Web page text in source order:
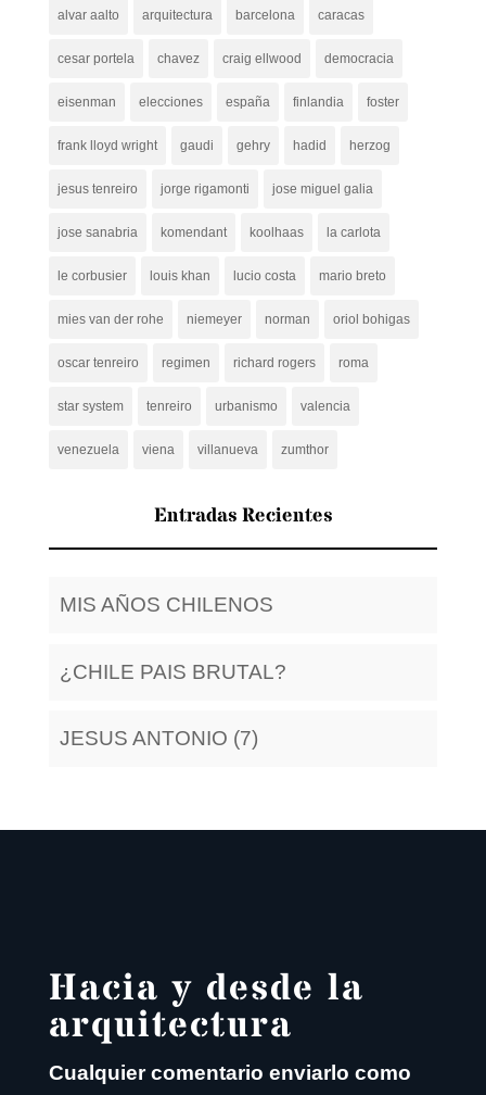
alvar aalto arquitectura barcelona caracas
cesar portela chavez craig ellwood democracia
eisenman elecciones españa finlandia foster
frank lloyd wright gaudi gehry hadid herzog
jesus tenreiro jorge rigamonti jose miguel galia
jose sanabria komendant koolhaas la carlota
le corbusier louis khan lucio costa mario breto
mies van der rohe niemeyer norman oriol bohigas
oscar tenreiro regimen richard rogers roma
star system tenreiro urbanismo valencia
venezuela viena villanueva zumthor
Entradas Recientes
MIS AÑOS CHILENOS
¿CHILE PAIS BRUTAL?
JESUS ANTONIO (7)
Hacia y desde la
arquitectura
Cualquier comentario enviarlo como